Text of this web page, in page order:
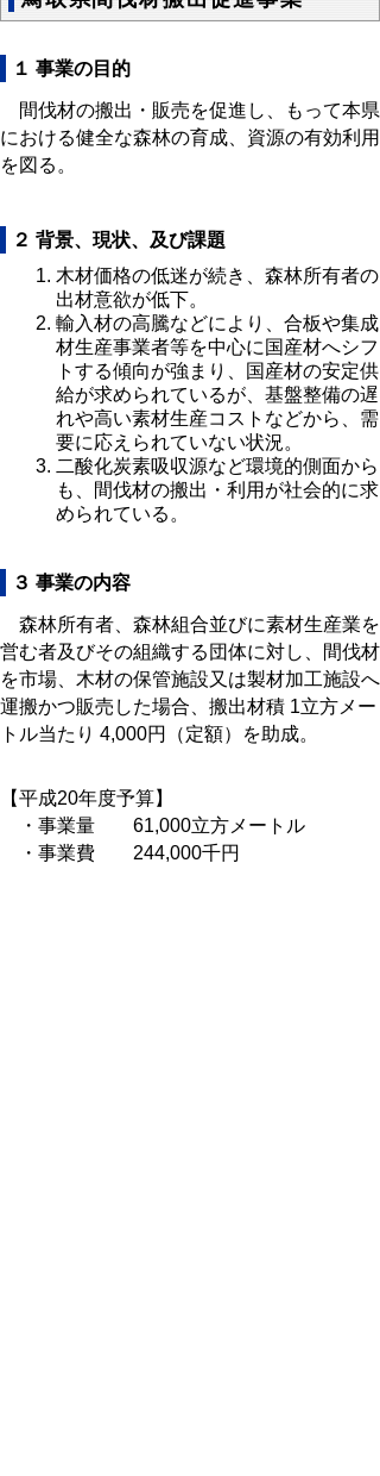
１ 事業の目的
間伐材の搬出・販売を促進し、もって本県
における健全な森林の育成、資源の有効利用
を図る。
２ 背景、現状、及び課題
木材価格の低迷が続き、森林所有者の
出材意欲が低下。
輸入材の高騰などにより、合板や集成
材生産事業者等を中心に国産材へシフ
トする傾向が強まり、国産材の安定供
給が求められているが、基盤整備の遅
れや高い素材生産コストなどから、需
要に応えられていない状況。
二酸化炭素吸収源など環境的側面から
も、間伐材の搬出・利用が社会的に求
められている。
３ 事業の内容
森林所有者、森林組合並びに素材生産業を
営む者及びその組織する団体に対し、間伐材
を市場、木材の保管施設又は製材加工施設へ
運搬かつ販売した場合、搬出材積 1立方メー
トル当たり 4,000円（定額）を助成。
【平成20年度予算】
・事業量 61,000立方メートル
・事業費 244,000千円